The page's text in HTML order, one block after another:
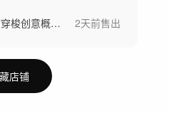
【AE含成片】科技城市穿梭创意概念大数据 2天前售出
店铺